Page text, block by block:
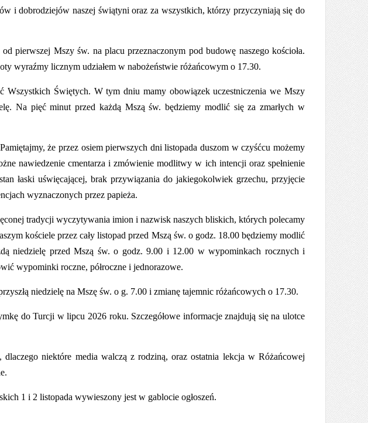
i dobrodziejów naszej świątyni oraz za wszystkich, którzy przyczyniają się do
pierwszej Mszy św. na placu przeznaczonym pod budowę naszego kościoła.
wyraźmy licznym udziałem w nabożeństwie różańcowym o 17.30.
Wszystkich Świętych. W tym dniu mamy obowiązek uczestniczenia we Mszy
Na pięć minut przed każdą Mszą św. będziemy modlić się za zmarłych w
, że przez osiem pierwszych dni listopada duszom w czyśćcu możemy
nawiedzenie cmentarza i zmówienie modlitwy w ich intencji oraz spełnienie
łaski uświęcającej, brak przywiązania do jakiegokolwiek grzechu, przyjęcie
wyznaczonych przez papieża.
tradycji wyczytywania imion i nazwisk naszych bliskich, których polecamy
kościele przez cały listopad przed Mszą św. o godz. 18.00 będziemy modlić
niedzielę przed Mszą św. o godz. 9.00 i 12.00 w wypominkach rocznych i
wypominki roczne, półroczne i jednorazowe.
niedzielę na Mszę św. o g. 7.00 i zmianę tajemnic różańcowych o 17.30.
do Turcji w lipcu 2026 roku. Szczegółowe informacje znajdują się na ulotce
dlaczego niektóre media walczą z rodziną, oraz ostatnia lekcja w Różańcowej
1 i 2 listopada wywieszony jest w gablocie ogłoszeń.